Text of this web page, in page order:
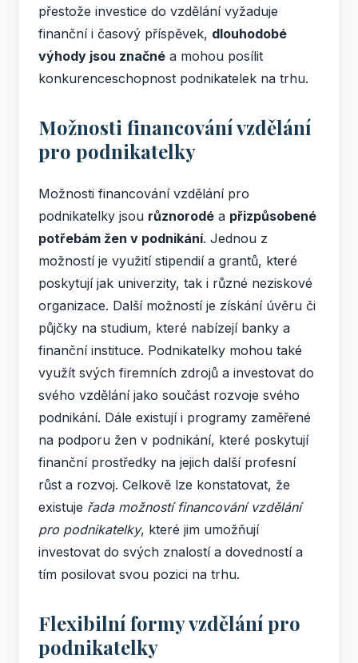
přestože investice do vzdělání vyžaduje
finanční i časový příspěvek, dlouhodobé
výhody jsou značné a mohou posílit
konkurenceschopnost podnikatelek na trhu.
Možnosti financování vzdělání
pro podnikatelky
Možnosti financování vzdělání pro
podnikatelky jsou různorodé a přizpůsobené
potřebám žen v podnikání. Jednou z
možností je využití stipendií a grantů, které
poskytují jak univerzity, tak i různé neziskové
organizace. Další možností je získání úvěru či
půjčky na studium, které nabízejí banky a
finanční instituce. Podnikatelky mohou také
využít svých firemních zdrojů a investovat do
svého vzdělání jako součást rozvoje svého
podnikání. Dále existují i programy zaměřené
na podporu žen v podnikání, které poskytují
finanční prostředky na jejich další profesní
růst a rozvoj. Celkově lze konstatovat, že
existuje řada možností financování vzdělání
pro podnikatelky, které jim umožňují
investovat do svých znalostí a dovedností a
tím posilovat svou pozici na trhu.
Flexibilní formy vzdělání pro
podnikatelky